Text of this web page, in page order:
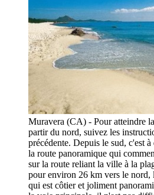
Muravera (CA) - Pour atteindre
partir du nord, suivez les
précédente. Depuis le sud, c'est
la route panoramique qui
sur la route reliant la ville à la
pour environ 26 km vers le nord,
qui est côtier et joliment